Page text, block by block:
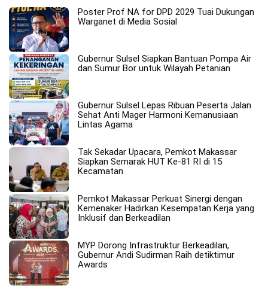
Poster Prof NA for DPD 2029 Tuai Dukungan
Warganet di Media Sosial
Gubernur Sulsel Siapkan Bantuan Pompa Air
dan Sumur Bor untuk Wilayah Petanian
Gubernur Sulsel Lepas Ribuan Peserta Jalan
Sehat Anti Mager Harmoni Kemanusiaan
Lintas Agama
Tak Sekadar Upacara, Pemkot Makassar
Siapkan Semarak HUT Ke-81 RI di 15
Kecamatan
Pemkot Makassar Perkuat Sinergi dengan
Kemenaker Hadirkan Kesempatan Kerja yang
Inklusif dan Berkeadilan
MYP Dorong Infrastruktur Berkeadilan,
Gubernur Andi Sudirman Raih detiktimur
Awards